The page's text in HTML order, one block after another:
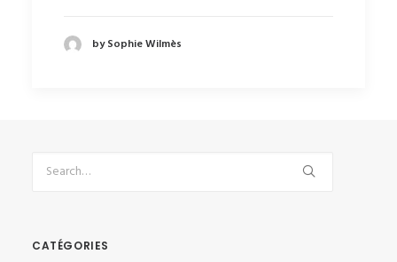
by Sophie Wilmès
CATÉGORIES